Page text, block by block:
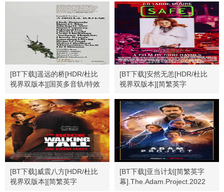
[BT下载]遥远的桥[HDR/杜比
视界双版本][国英多音轨/特效
[BT下载]安然无恙[HDR/杜比
视界双版本][简繁英字
[BT下载]威震八方[HDR/杜比
视界双版本][简繁英字
[BT下载]亚当计划[简繁英字
幕].The.Adam.Project.2022